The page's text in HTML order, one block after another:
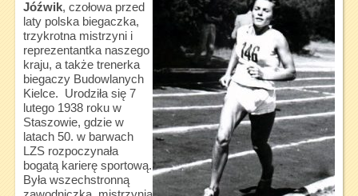
Jóźwik, czołowa przed
laty polska biegaczka,
trzykrotna mistrzyni i
reprezentantka naszego
kraju, a także trenerka
biegaczy Budowlanych
Kielce. Urodziła się 7
lutego 1938 roku w
Staszowie, gdzie w
latach 50. w barwach
LZS rozpoczynała
bogatą karierę sportową.
Była wszechstronną